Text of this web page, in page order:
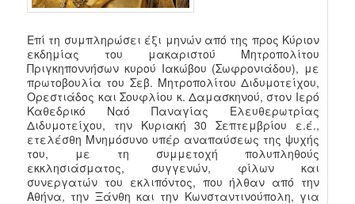
Επί τη συμπληρώσει έξι μηνών από της προς Κύριον
εκδημίας του μακαριστού Μητροπολίτου
Πριγκηποννήσων κυρού Ιακώβου (Σωφρονιάδου), με
πρωτοβουλία του Σεβ. Μητροπολίτου Διδυμοτείχου,
Ορεστιάδος και Σουφλίου κ. Δαμασκηνού, στον Ιερό
Καθεδρικό Ναό Παναγίας Ελευθερωτρίας
Διδυμοτείχου, την Κυριακή 30 Σεπτεμβρίου ε.έ.,
ετελέσθη Μνημόσυνο υπέρ αναπαύσεως της ψυχής
του, με τη συμμετοχή πολυπληθούς
εκκλησιάσματος, συγγενών, φίλων και
συνεργατών του εκλιπόντος, που ήλθαν από την
Αθήνα, την Ξάνθη και την Κωνσταντινούπολη, για